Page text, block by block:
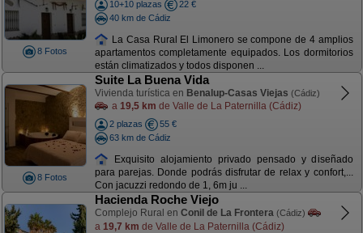
8 Fotos
10+10 plazas
22 €
40 km de Cádiz
La Casa Rural El Limonero se compone de 4 amplios
apartamentos completamente equipados. Los dormitorios
están climatizados y todos disponen ...
8 Fotos
Suite La Buena Vida
Vivienda turística en Benalup-Casas Viejas (Cádiz)
a 19,5 km de Valle de La Paternilla (Cádiz)
2 plazas
55 €
63 km de Cádiz
Exquisito alojamiento privado pensado y diseñado
para parejas. Donde podrás disfrutar de relax y confort,...
Con jacuzzi redondo de 1, 6m ju ...
Hacienda Roche Viejo
Complejo Rural en Conil de La Frontera (Cádiz)
a 19,7 km de Valle de La Paternilla (Cádiz)